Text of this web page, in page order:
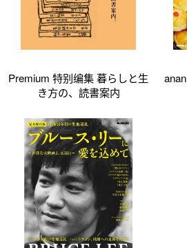
Premium 特别编集 暮らしと生
き方の、読書案内
anan 休日、香港 アンアン 特